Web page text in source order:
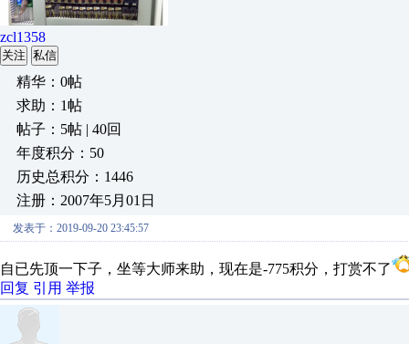
zcl1358
关注 私信
精华：0帖
求助：1帖
帖子：5帖 | 40回
年度积分：50
历史总积分：1446
注册：2007年5月01日
发表于：2019-09-20 23:45:57
自已先顶一下子，坐等大师来助，现在是-775积分，打赏不了
回复 引用 举报